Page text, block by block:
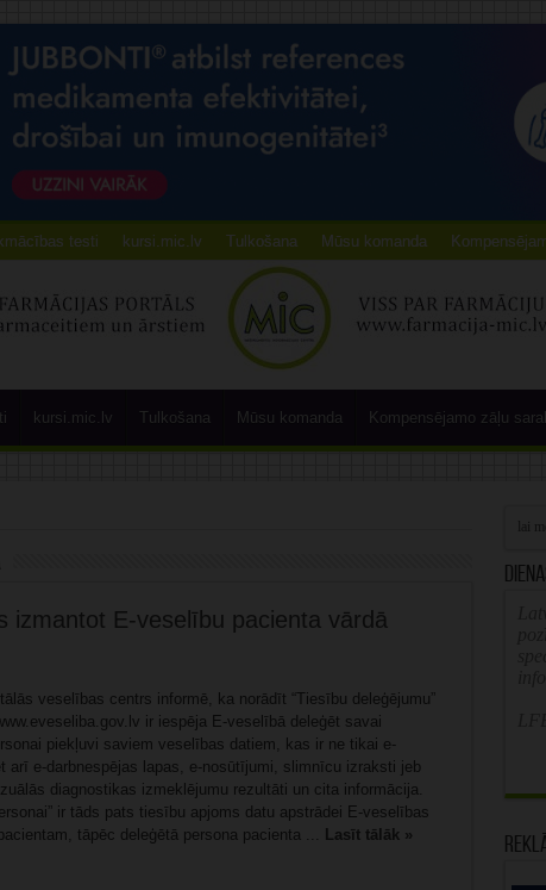
testi kursi.mic.lv Tulkošana Mūsu komanda
kursi.mic.lv Tulkošana Mūsu komanda Kompensējamo zāļu
izmantot E-veselību pacienta vārdā
veselības centrs informē, ka norādīt “Tiesību deleģējumu”
ir iespēja E-veselībā deleģēt savai
piekļuvi saviem veselības datiem, kas ir ne tikai e-
arī e-darbnespējas lapas, e-nosūtījumi, slimnīcu izraksti jeb
diagnostikas izmeklējumu rezultāti un cita informācija.
ir tāds pats tiesību apjoms datu apstrādei E-veselības
tāpēc deleģētā persona pacienta ... Lasīt tālāk »